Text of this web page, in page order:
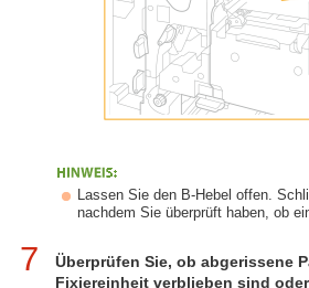
Lassen Sie den B-Hebel offen.
nachdem Sie überprüft haben, ob
7
Überprüfen Sie, ob abgerissene
Fixiereinheit verblieben sind